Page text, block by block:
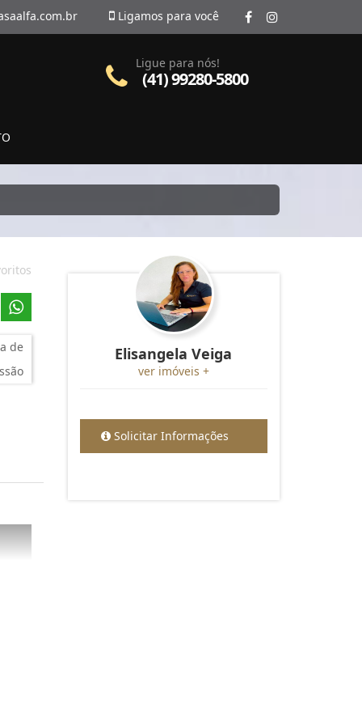
Ligamos para você
Ligue para nós!
(41) 99280-5800
de
Elisangela Veiga
ver imóveis +
Solicitar Informações